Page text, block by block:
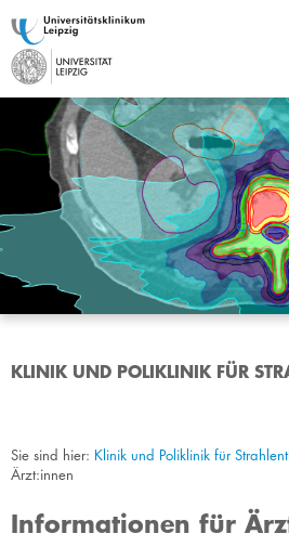
KLINIK UND POLIKLINIK FÜR
Sie sind hier: Klinik und Poliklinik für
Ärzt:innen
Informationen für